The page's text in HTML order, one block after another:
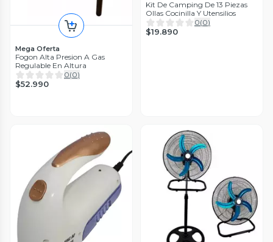
Mega Oferta
Fogon Alta Presion A Gas
Regulable En Altura
0(0)
$52.990
Kit De Camping De 13 Piezas
Ollas Cocinilla Y Utensilios
0(0)
$19.890